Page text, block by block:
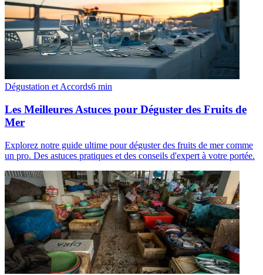
Dégustation et Accords6 min
Les Meilleures Astuces pour Déguster des Fruits de
Mer
Explorez notre guide ultime pour déguster des fruits de mer comme
un pro. Des astuces pratiques et des conseils d'expert à votre portée.